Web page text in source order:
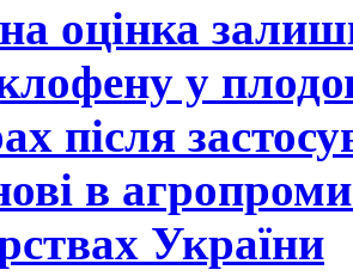
оцінка
у
після
в
України